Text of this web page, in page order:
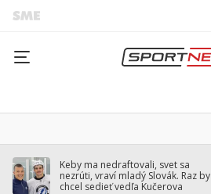
Keby ma nedraftovali, svet sa
nezrúti, vraví mladý Slovák. Raz by
chcel sedieť vedľa Kučerova